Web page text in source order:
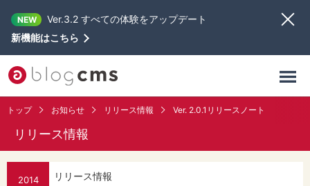
NEW
Ver.3.2 すべての体験をアップデート
新機能はこちら
トップ お知らせ リリース情報 Ver. 2.0.1リリースノート
リリース情報
2014 リリース情報